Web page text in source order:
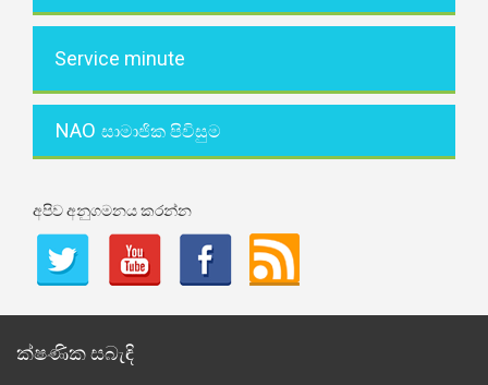
Service minute
NAO සාමාජික පිවිසුම
අපිව අනුගමනය කරන්න
ක්ෂණික සබැඳි